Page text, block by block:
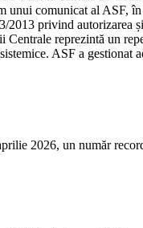
comunicat al ASF,
privind autorizarea
reprezintă un
ASF a gestionat
2026, un număr